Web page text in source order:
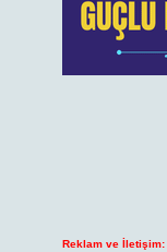
Reklam ve İletişim: